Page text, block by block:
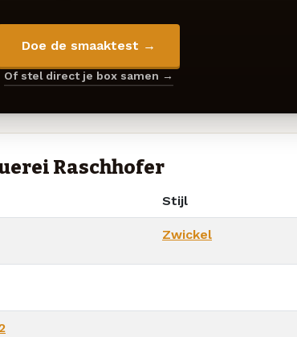
Doe de smaaktest →
Of stel direct je box samen →
Raschhofer
Stijl
Zwickel